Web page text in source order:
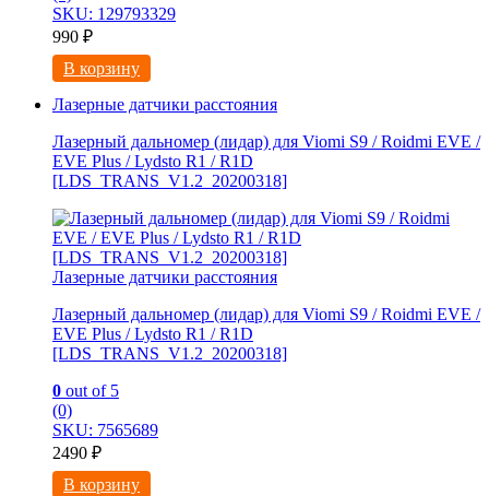
SKU: 129793329
990 ₽
В корзину
Лазерные датчики расстояния
Лазерный дальномер (лидар) для Viomi S9 / Roidmi EVE /
EVE Plus / Lydsto R1 / R1D
[LDS_TRANS_V1.2_20200318]
Лазерные датчики расстояния
Лазерный дальномер (лидар) для Viomi S9 / Roidmi EVE /
EVE Plus / Lydsto R1 / R1D
[LDS_TRANS_V1.2_20200318]
0 out of 5
(0)
SKU: 7565689
2490 ₽
В корзину